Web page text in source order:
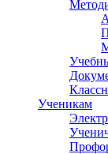
Ученикам